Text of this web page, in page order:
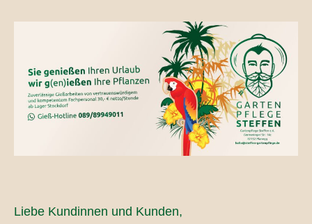
Liebe Kundinnen und Kunden,